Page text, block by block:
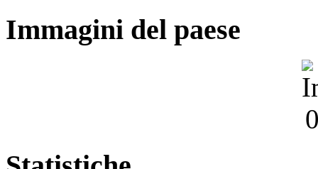
Immagini del paese